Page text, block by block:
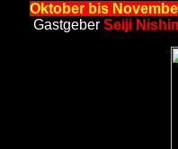
Oktober bis
Gastgeber Seiji